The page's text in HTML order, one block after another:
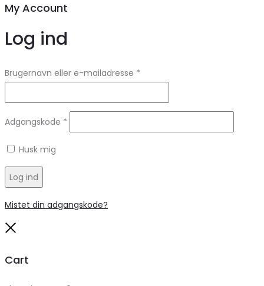
My Account
Log ind
Brugernavn eller e-mailadresse *
Adgangskode *
Husk mig
Log ind
Mistet din adgangskode?
Cart